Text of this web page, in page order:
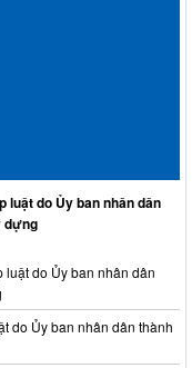
luật do Ủy ban nhân dân
dựng
luật do Ủy ban nhân dân
do Ủy ban nhân dân thành